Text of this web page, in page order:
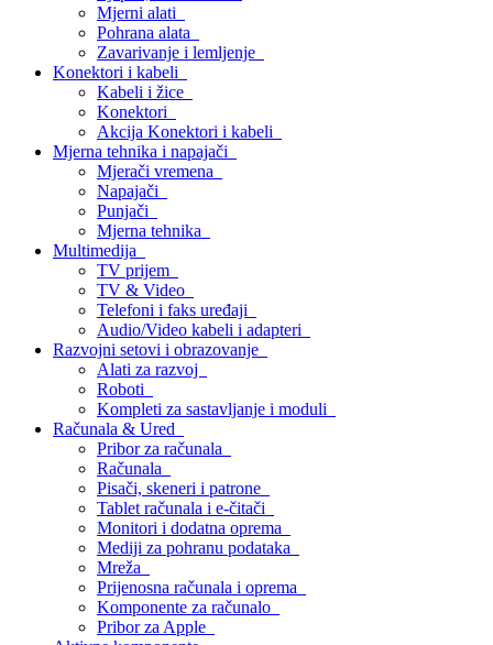
Mjerni alati
Pohrana alata
Zavarivanje i lemljenje
Konektori i kabeli
Kabeli i žice
Konektori
Akcija Konektori i kabeli
Mjerna tehnika i napajači
Mjerači vremena
Napajači
Punjači
Mjerna tehnika
Multimedija
TV prijem
TV & Video
Telefoni i faks uređaji
Audio/Video kabeli i adapteri
Razvojni setovi i obrazovanje
Alati za razvoj
Roboti
Kompleti za sastavljanje i moduli
Računala & Ured
Pribor za računala
Računala
Pisači, skeneri i patrone
Tablet računala i e-čitači
Monitori i dodatna oprema
Mediji za pohranu podataka
Mreža
Prijenosna računala i oprema
Komponente za računalo
Pribor za Apple